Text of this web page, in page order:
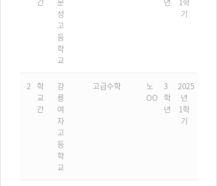
성
고
등
학
교
기
2
학
교
간
강
릉
여
자
고
등
학
교
고급수학
노
OO
3
학
년
2025
년
1학
기